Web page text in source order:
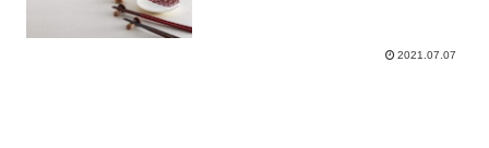
2021.07.07